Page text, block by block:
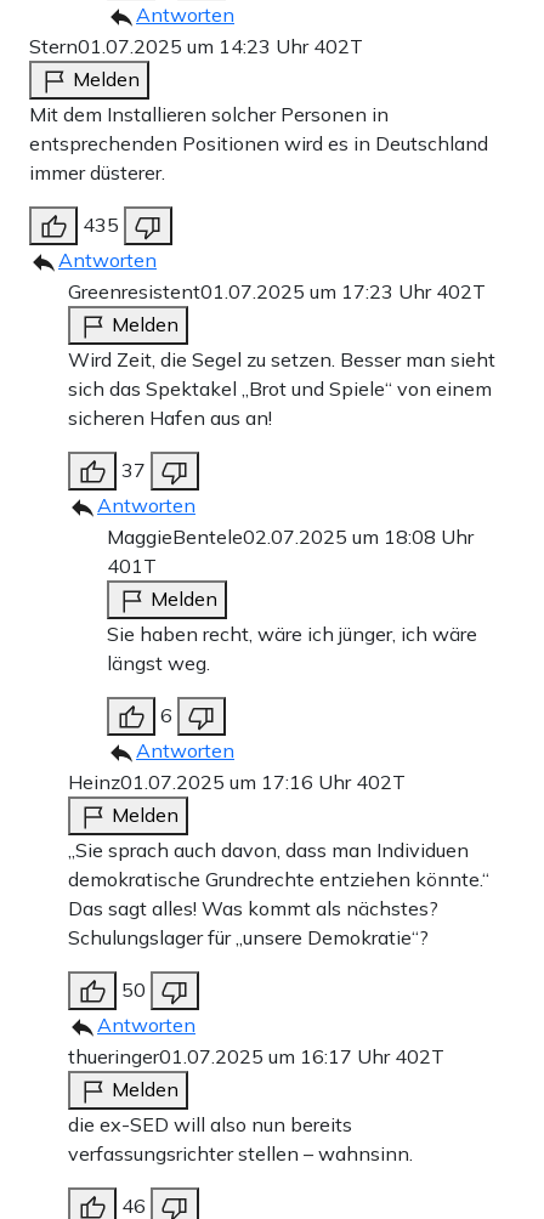
Antworten
Stern01.07.2025 um 14:23 Uhr 402T
Melden
Mit dem Installieren solcher Personen in
entsprechenden Positionen wird es in Deutschland
immer düsterer.
435
Antworten
Greenresistent01.07.2025 um 17:23 Uhr 402T
Melden
Wird Zeit, die Segel zu setzen. Besser man sieht
sich das Spektakel „Brot und Spiele“ von einem
sicheren Hafen aus an!
37
Antworten
MaggieBentele02.07.2025 um 18:08 Uhr
401T
Melden
Sie haben recht, wäre ich jünger, ich wäre
längst weg.
6
Antworten
Heinz01.07.2025 um 17:16 Uhr 402T
Melden
„Sie sprach auch davon, dass man Individuen
demokratische Grundrechte entziehen könnte.“
Das sagt alles! Was kommt als nächstes?
Schulungslager für „unsere Demokratie“?
50
Antworten
thueringer01.07.2025 um 16:17 Uhr 402T
Melden
die ex-SED will also nun bereits
verfassungsrichter stellen – wahnsinn.
46